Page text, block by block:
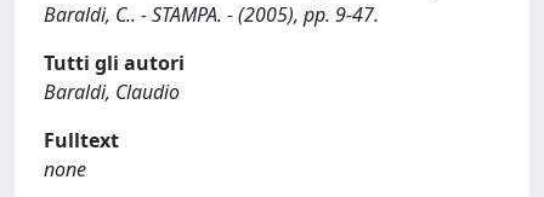
Baraldi, C.. - STAMPA. - (2005), pp. 9-47.
Tutti gli autori
Baraldi, Claudio
Fulltext
none